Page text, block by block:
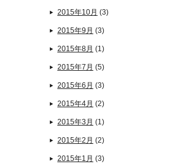
2015年10月 (3)
2015年9月 (3)
2015年8月 (1)
2015年7月 (5)
2015年6月 (3)
2015年4月 (2)
2015年3月 (1)
2015年2月 (2)
2015年1月 (3)